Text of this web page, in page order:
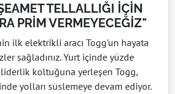
TELLALLIĞI İÇİN
PRİM VERMEYECEĞİZ"
ilk elektrikli aracı Togg'un hayata
sağladınız. Yurt içinde yüzde
koltuğuna yerleşen Togg,
yolları süslemeye devam ediyor.